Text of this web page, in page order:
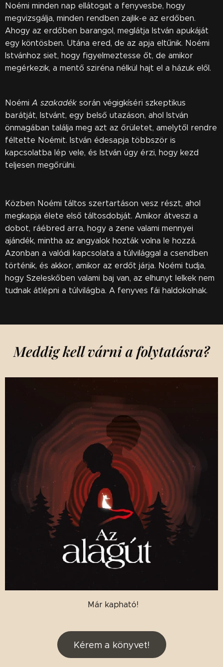
Noémi minden nap ellátogat a fenyvesbe, hogy
megvizsgálja, minden rendben zajlik-e az erdőben.
Ahogy az erdőben barangol, meglátja István apukáját
egy köntösben. Utána ered, de az apja eltűnik. Noémi
Istvánhoz siet, hogy figyelmeztesse őt, de amikor
megérkezik, a mentő sziréna nélkül hajt el a házuk elől.
Noémi A szakadék során végigkíséri szkeptikus
barátját, Istvánt, egy belső utazáson, ahol István
önmagában találja meg azt az őrületet, amelytől rendre
féltette Noémit. István édesapja többször is
kapcsolatba lép vele, és István úgy érzi, hogy kezd
teljesen megőrülni.
Közben Noémi táltos szertartáson vesz részt, ahol
megkapja élete első táltosdobját. Amikor átveszi a
dobot, ráébred arra, hogy a zene valami mennyei
ajándék, mintha az angyalok hozták volna le hozzá.
Azonban a valódi kapcsolata a túlvilággal a csendben
történik, és akkor, amikor az erdőt járja. Noémi tudja,
hogy Szeleskőben valami baj van, az elhunyt lelkek nem
tudnak átlépni a túlvilágba. A fenyves fái haldokolnak.
Meddig kell várni a folytatásra?
Már kapható!
Kérem a könyvet!